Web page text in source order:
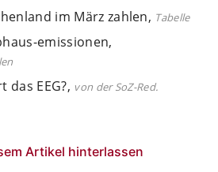
im März zahlen, Tabelle
emissionen,
EEG?, von der SoZ-Red.
Artikel hinterlassen